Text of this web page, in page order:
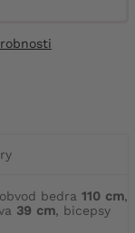
bedra 110 cm,
39 cm, bicepsy